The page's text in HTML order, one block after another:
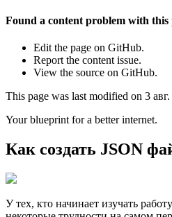
Found a content problem with this
Edit the page on GitHub.
Report the content issue.
View the source on GitHub.
This page was last modified on 3
Your blueprint for a better internet.
Как создать JSON
У тех, кто начинает изучать